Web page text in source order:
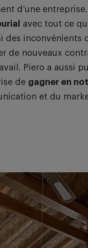
d’une
avec tout ce
des inconvénients
de nouveaux
Piero a aussi
de gagner en
et du